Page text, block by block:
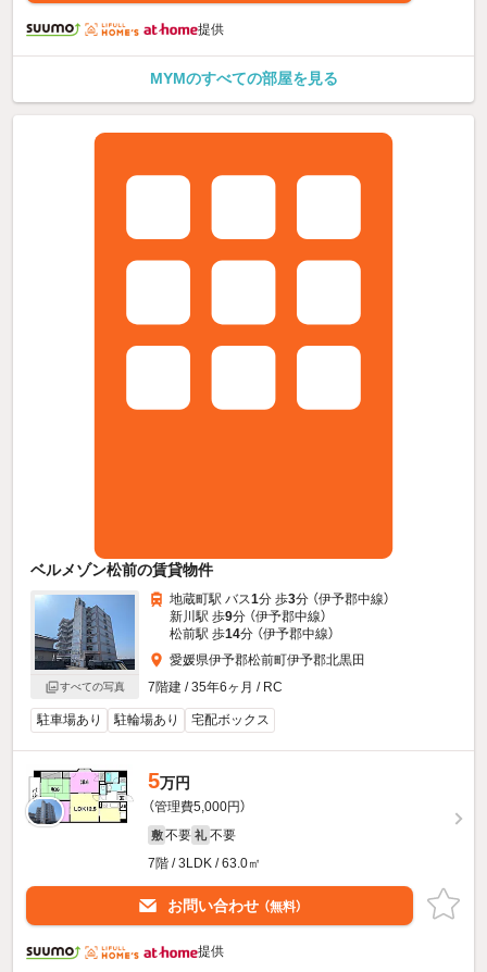
提供
MYMのすべての部屋を見る
ベルメゾン松前の賃貸物件
すべての写真
地蔵町駅 バス1分 歩3分 （伊予郡中線）
新川駅 歩9分 （伊予郡中線）
松前駅 歩14分 （伊予郡中線）
愛媛県伊予郡松前町伊予郡北黒田
7階建 / 35年6ヶ月 / RC
駐車場あり 駐輪場あり 宅配ボックス
5万円
（管理費5,000円）
敷 不要 礼 不要
7階 / 3LDK / 63.0㎡
お問い合わせ （無料）
提供